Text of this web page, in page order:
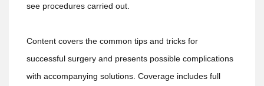
see procedures carried out.
Content covers the common tips and tricks for
successful surgery and presents possible complications
with accompanying solutions. Coverage includes full